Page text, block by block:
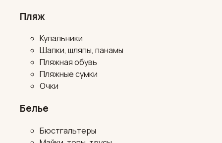
Пляж
Купальники
Шапки, шляпы, панамы
Пляжная обувь
Пляжные сумки
Очки
Белье
Бюстгальтеры